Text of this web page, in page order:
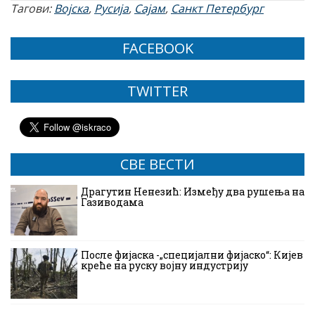
Тагови:Војска, Русија, Сајам, Санкт Петербург
FACEBOOK
TWITTER
СВЕ ВЕСТИ
Драгутин Ненезић: Између два рушења на
Газиводама
После фијаска -„специјални фијаско“: Кијев
креће на руску војну индустрију